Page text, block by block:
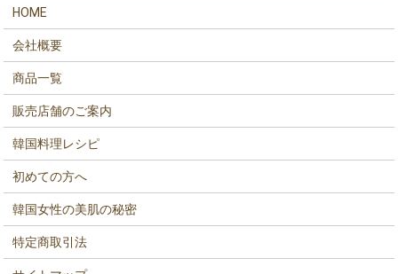
HOME
会社概要
商品一覧
販売店舗のご案内
韓国料理レシピ
初めての方へ
韓国女性の美肌の秘密
特定商取引法